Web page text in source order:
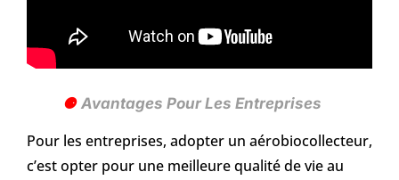
Avantages Pour Les Entreprises
Pour les entreprises, adopter un aérobiocollecteur,
c’est opter pour une meilleure qualité de vie au